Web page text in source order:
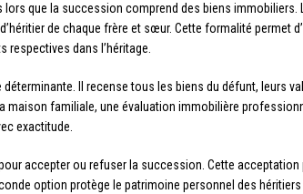
lors que la succession comprend des biens immobiliers.
de chaque frère et sœur. Cette formalité permet
dans l’héritage.
Il recense tous les biens du défunt, leurs
maison familiale, une évaluation immobilière
exactitude.
accepter ou refuser la succession. Cette acceptation
option protège le patrimoine personnel des